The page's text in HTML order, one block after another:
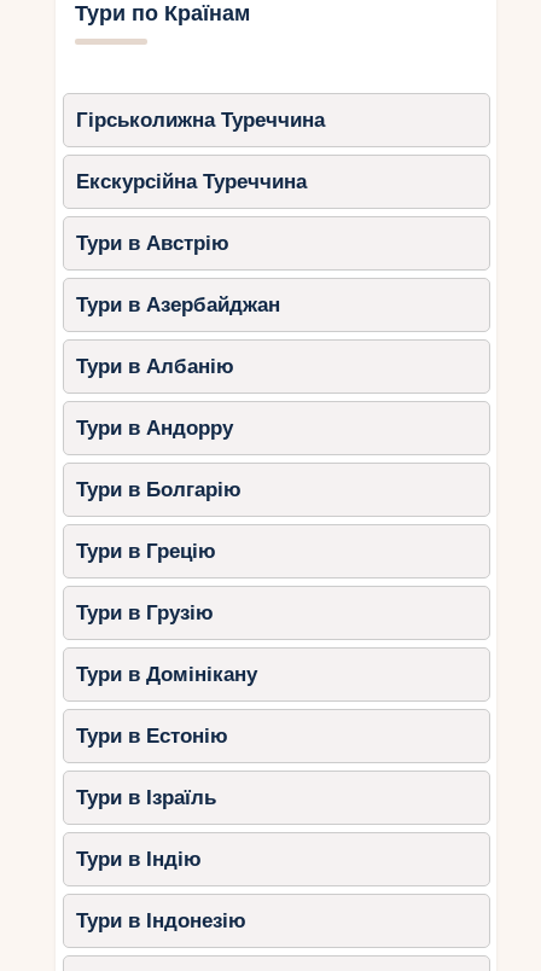
Тури по Країнам
Гірськолижна Туреччина
Екскурсійна Туреччина
Тури в Австрію
Тури в Азербайджан
Тури в Албанію
Тури в Андорру
Тури в Болгарію
Тури в Грецію
Тури в Грузію
Тури в Домінікану
Тури в Естонію
Тури в Ізраїль
Тури в Індію
Тури в Індонезію